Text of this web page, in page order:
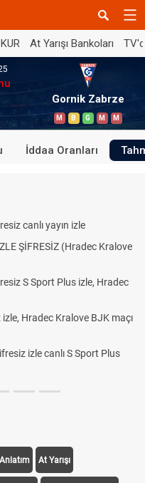
At Yarışı Bankoları
Gornik Zabrze
M B G M M
İddaa Oranları
canlı yayın izle
ŞİFRESİZ (Hradec Kralove
S Sport Plus izle, Hradec
Hradec Kralove BJK maçı
izle canlı S Sport Plus
At Yarışı